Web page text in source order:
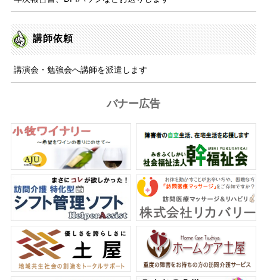
講師依頼
講演会・勉強会へ講師を派遣します
バナー広告